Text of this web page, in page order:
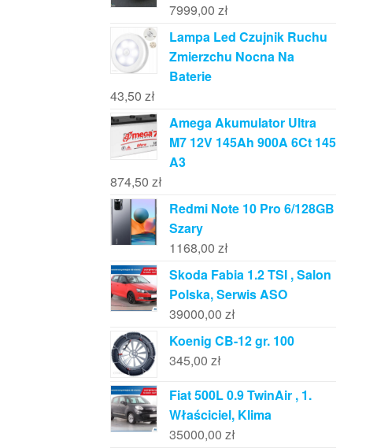
7999,00 zł
Lampa Led Czujnik Ruchu
Zmierzchu Nocna Na
Baterie
43,50 zł
Amega Akumulator Ultra
M7 12V 145Ah 900A 6Ct 145
A3
874,50 zł
Redmi Note 10 Pro 6/128GB
Szary
1168,00 zł
Skoda Fabia 1.2 TSI , Salon
Polska, Serwis ASO
39000,00 zł
Koenig CB-12 gr. 100
345,00 zł
Fiat 500L 0.9 TwinAir , 1.
Właściciel, Klima
35000,00 zł